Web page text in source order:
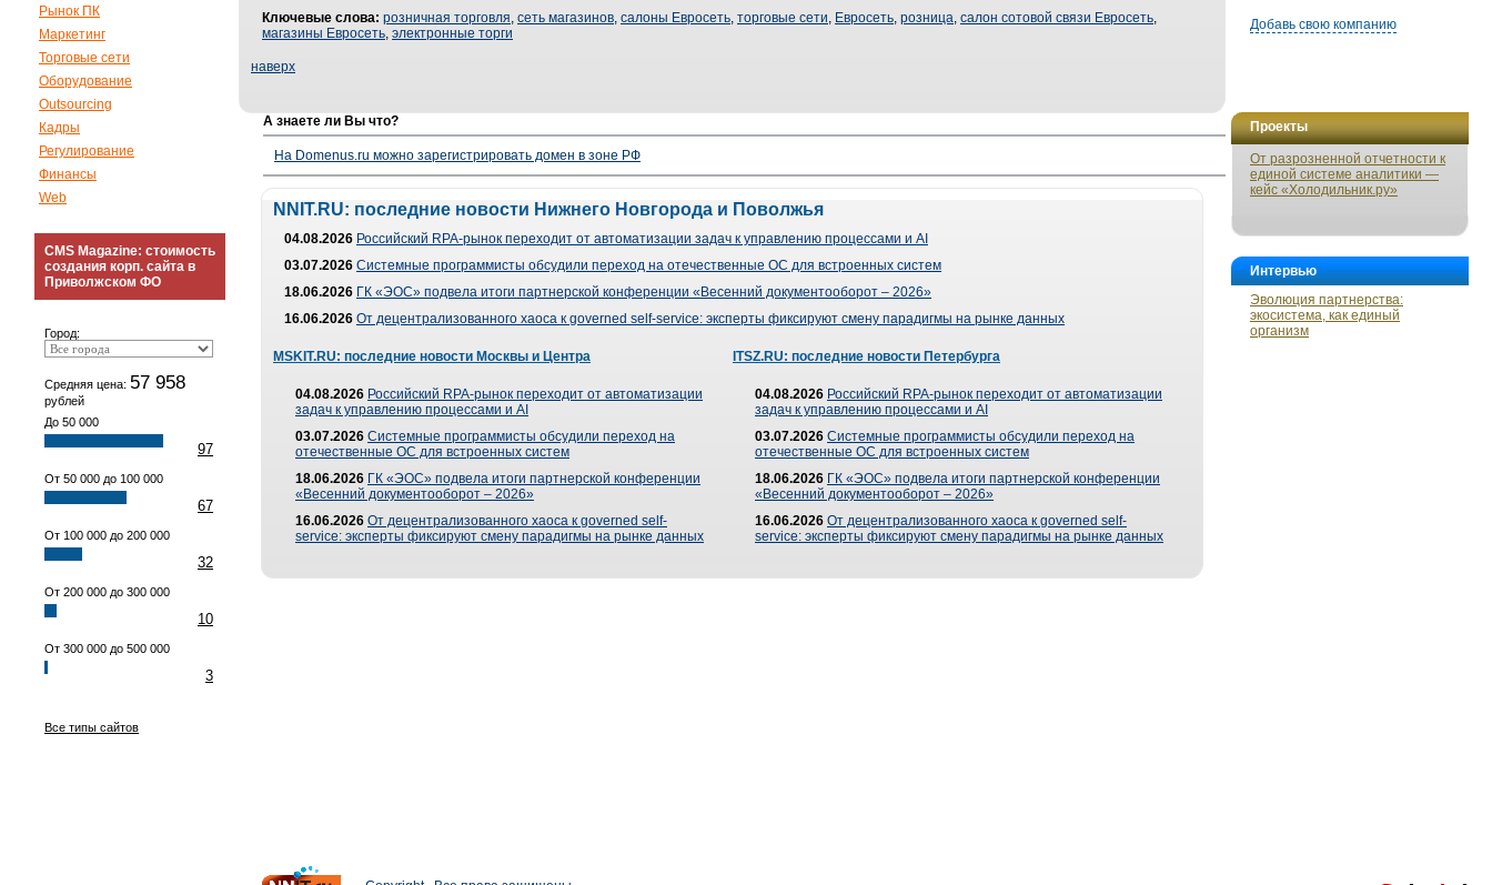
Рынок ПК
Маркетинг
Торговые сети
Оборудование
Outsourcing
Кадры
Регулирование
Финансы
Web
CMS Magazine: стоимость
создания корп. сайта в
Приволжском ФО
Город:
Средняя цена: 57 958
рублей
До 50 000
97
От 50 000 до 100 000
67
От 100 000 до 200 000
32
От 200 000 до 300 000
10
От 300 000 до 500 000
3
Все типы сайтов
Добавь свою компанию
Проекты
От разрозненной отчетности к
единой системе аналитики —
кейс «Холодильник.ру»
Интервью
Эволюция партнерства:
экосистема, как единый
организм
Ключевые слова: розничная торговля, сеть магазинов, салоны Евросеть, торговые сети, Евросеть, розница, салон сотовой связи Евросеть,
магазины Евросеть, электронные торги
наверх
А знаете ли Вы что?
На Domenus.ru можно зарегистрировать домен в зоне РФ
NNIT.RU: последние новости Нижнего Новгорода и Поволжья
04.08.2026 Российский RPA-рынок переходит от автоматизации задач к управлению процессами и AI
03.07.2026 Системные программисты обсудили переход на отечественные ОС для встроенных систем
18.06.2026 ГК «ЭОС» подвела итоги партнерской конференции «Весенний документооборот – 2026»
16.06.2026 От децентрализованного хаоса к governed self-service: эксперты фиксируют смену парадигмы на рынке данных
MSKIT.RU: последние новости Москвы и Центра
04.08.2026 Российский RPA-рынок переходит от автоматизации
задач к управлению процессами и AI
03.07.2026 Системные программисты обсудили переход на
отечественные ОС для встроенных систем
18.06.2026 ГК «ЭОС» подвела итоги партнерской конференции
«Весенний документооборот – 2026»
16.06.2026 От децентрализованного хаоса к governed self-
service: эксперты фиксируют смену парадигмы на рынке данных
ITSZ.RU: последние новости Петербурга
04.08.2026 Российский RPA-рынок переходит от автоматизации
задач к управлению процессами и AI
03.07.2026 Системные программисты обсудили переход на
отечественные ОС для встроенных систем
18.06.2026 ГК «ЭОС» подвела итоги партнерской конференции
«Весенний документооборот – 2026»
16.06.2026 От децентрализованного хаоса к governed self-
service: эксперты фиксируют смену парадигмы на рынке данных